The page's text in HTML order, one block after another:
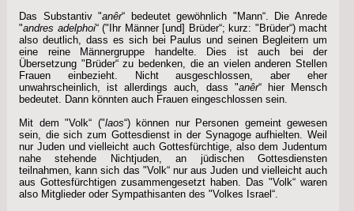
Das Substantiv "anêr“ bedeutet gewöhnlich "Mann“. Die Anrede
"andres adelphoi“ ("Ihr Männer [und] Brüder“; kurz: "Brüder“) macht
also deutlich, dass es sich bei Paulus und seinen Begleitern um
eine reine Männergruppe handelte. Dies ist auch bei der
Übersetzung "Brüder“ zu bedenken, die an vielen anderen Stellen
Frauen einbezieht. Nicht ausgeschlossen, aber eher
unwahrscheinlich, ist allerdings auch, dass "anêr“ hier Mensch
bedeutet. Dann könnten auch Frauen eingeschlossen sein.
Mit dem "Volk“ ("laos“) können nur Personen gemeint gewesen
sein, die sich zum Gottesdienst in der Synagoge aufhielten. Weil
nur Juden und vielleicht auch Gottesfürchtige, also dem Judentum
nahe stehende Nichtjuden, an jüdischen Gottesdiensten
teilnahmen, kann sich das "Volk“ nur aus Juden und vielleicht auch
aus Gottesfürchtigen zusammengesetzt haben. Das "Volk“ waren
also Mitglieder oder Sympathisanten des "Volkes Israel“.